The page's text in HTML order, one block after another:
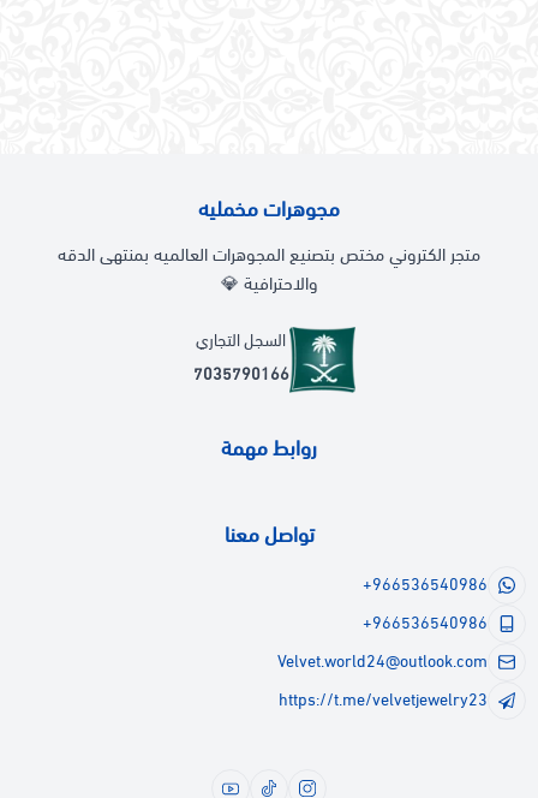
مجوهرات مخمليه
متجر الكتروني مختص بتصنيع المجوهرات العالميه بمنتهى الدقه
والاحترافية 💎
السجل التجاري
7035790166
روابط مهمة
تواصل معنا
+966536540986
+966536540986
Velvet.world24@outlook.com
https://t.me/velvetjewelry23